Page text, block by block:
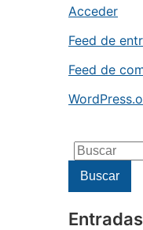
Acceder
Feed de
Feed de
Buscar:
Buscar